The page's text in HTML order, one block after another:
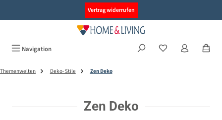
Vertrag widerrufen
Navigation
Themenwelten Deko- Stile Zen Deko
Zen Deko